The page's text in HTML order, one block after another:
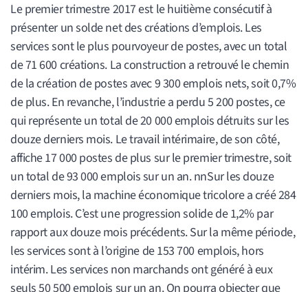
Le premier trimestre 2017 est le huitième consécutif à
présenter un solde net des créations d’emplois. Les
services sont le plus pourvoyeur de postes, avec un total
de 71 600 créations. La construction a retrouvé le chemin
de la création de postes avec 9 300 emplois nets, soit 0,7%
de plus. En revanche, l’industrie a perdu 5 200 postes, ce
qui représente un total de 20 000 emplois détruits sur les
douze derniers mois. Le travail intérimaire, de son côté,
affiche 17 000 postes de plus sur le premier trimestre, soit
un total de 93 000 emplois sur un an. nnSur les douze
derniers mois, la machine économique tricolore a créé 284
100 emplois. C’est une progression solide de 1,2% par
rapport aux douze mois précédents. Sur la même période,
les services sont à l’origine de 153 700 emplois, hors
intérim. Les services non marchands ont généré à eux
seuls 50 500 emplois sur un an. On pourra objecter que